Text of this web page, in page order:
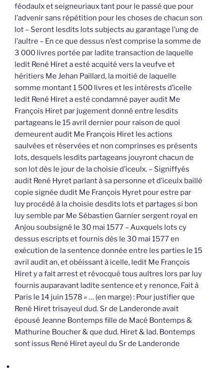
féodaulx et seigneuriaux tant pour le passé que pour
l’advenir sans répétition pour les choses de chacun son
lot – Seront lesdits lots subjects au garantage l’ung de
l’aultre – En ce que dessus n’est comprise la somme de
3 000 livres portée par ladite transaction de laquelle
ledit René Hiret a esté acquité vers la veufve et
héritiers Me Jehan Paillard, la moitié de laquelle
somme montant 1 500 livres et les intérests d’icelle
ledit René Hiret a esté condamné payer audit Me
François Hiret par jugement donné entre lesdits
partageans le 15 avril dernier pour raison de quoi
demeurent audit Me François Hiret les actions
saulvées et réservées et non comprinses es présents
lots, desquels lesdits partageans jouyront chacun de
son lot dès le jour de la choisie d’iceulx. – Signiffyés
audit René Hyret parlant à sa personne et d’iceulx baillé
copie signée dudit Me François Hyret pour estre par
luy procédé à la choisie desdits lots et partages si bon
luy semble par Me Sébastien Garnier sergent royal en
Anjou soubsigné le 30 mai 1577 – Auxquels lots cy
dessus escripts et fournis dès le 30 mai 1577 en
exécution de la sentence donnée entre les parties le 15
avril audit an, et obéissant à icelle, ledit Me François
Hiret y a fait arrest et révocqué tous aultres lors par luy
fournis auparavant ladite sentence et y renonce, Fait à
Paris le 14 juin 1578 » … (en marge) : Pour justifier que
René Hiret trisayeul dud. Sr de Landeronde avait
épousé Jeanne Bontemps fille de Macé Bontemps &
Mathurine Boucher & que dud. Hiret & lad. Bontemps
sont issus René Hiret ayeul du Sr de Landeronde